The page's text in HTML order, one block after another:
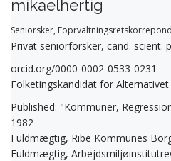
mikaelhertig
Seniorsker,
Privat seniorforsker, cand. scient.
orcid.org/0000-0002-0533-0231
Folketingskandidat for Alternativet
Published: "Kommuner,
1982
Fuldmægtig, Ribe Kommunes
Fuldmægtig,